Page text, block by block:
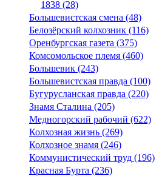
1838 (28)
Большевистская смена (48)
Белозёрский колхозник (116)
Оренбургская газета (375)
Комсомольское племя (460)
Большевик (243)
Большевистская правда (100)
Бугурусланская правда (220)
Знамя Сталина (205)
Медногорский рабочий (622)
Колхозная жизнь (269)
Колхозное знамя (246)
Коммунистический труд (196)
Красная Бурта (236)